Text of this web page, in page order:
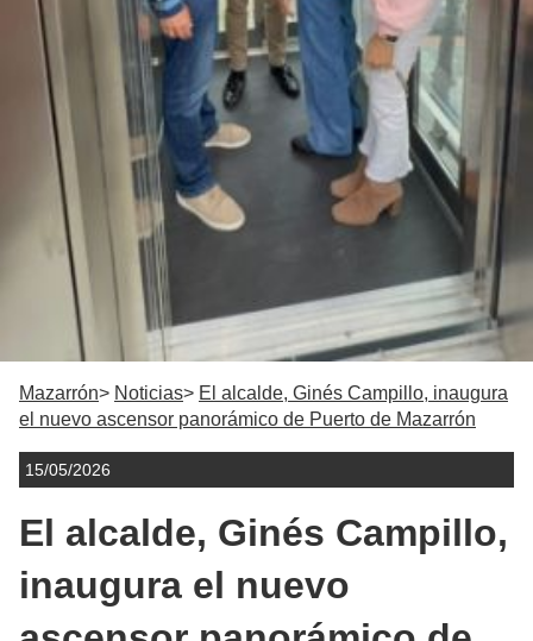
Mazarrón Noticias
El alcalde, Ginés Campillo, inaugura
el nuevo ascensor panorámico de Puerto de Mazarrón
15/05/2026
El alcalde, Ginés Campillo,
inaugura el nuevo